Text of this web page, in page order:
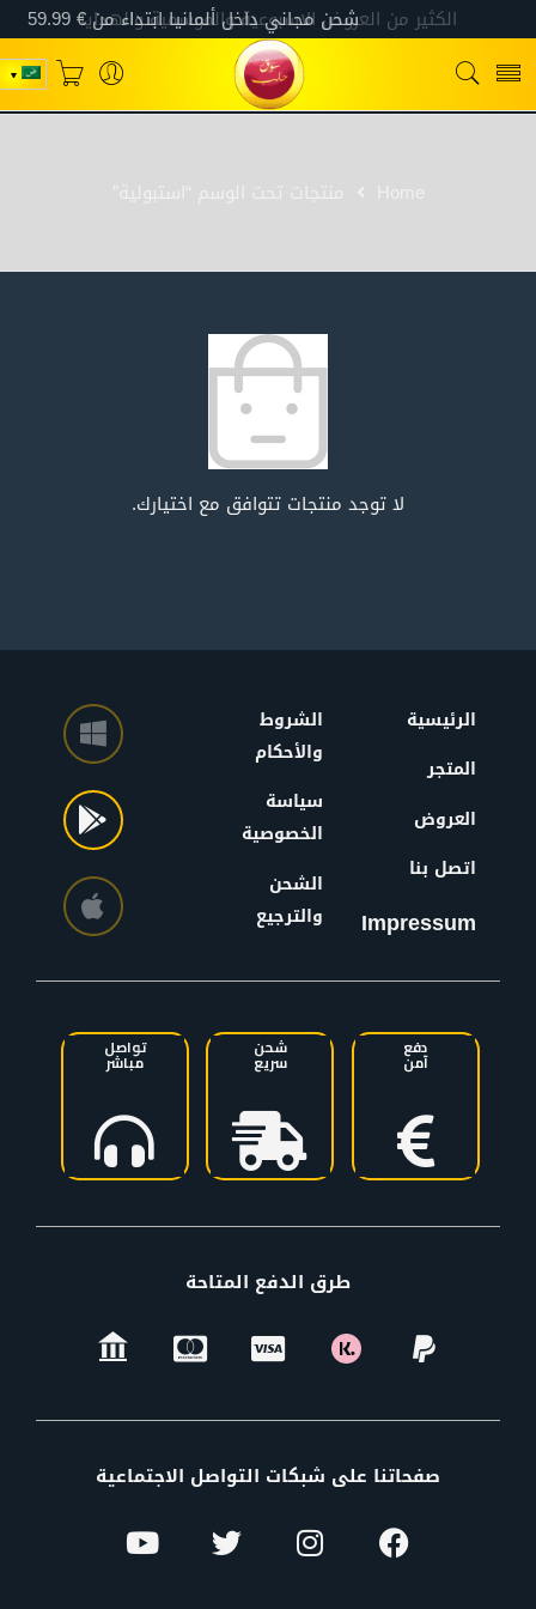
لا توجد منتجات تتوافق مع اختيارك.
الرئيسية
المتجر
العروض
اتصل بنا
Impressum
الشروط
والأحكام
سياسة
الخصوصية
الشحن
والترجيع
دفع
آمن
شحن
سريع
تواصل
مباشر
طرق الدفع المتاحة
صفحاتنا على شبكات التواصل الاجتماعية